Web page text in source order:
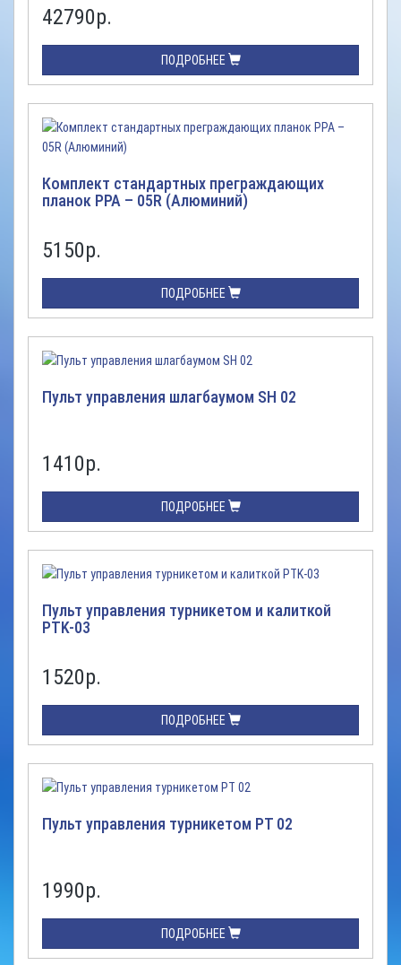
42790р.
ПОДРОБНЕЕ
Комплект стандартных преграждающих
планок PPA – 05R (Алюминий)
5150р.
ПОДРОБНЕЕ
Пульт управления шлагбаумом SH 02
1410р.
ПОДРОБНЕЕ
Пульт управления турникетом и калиткой
PTK-03
1520р.
ПОДРОБНЕЕ
Пульт управления турникетом PT 02
1990р.
ПОДРОБНЕЕ